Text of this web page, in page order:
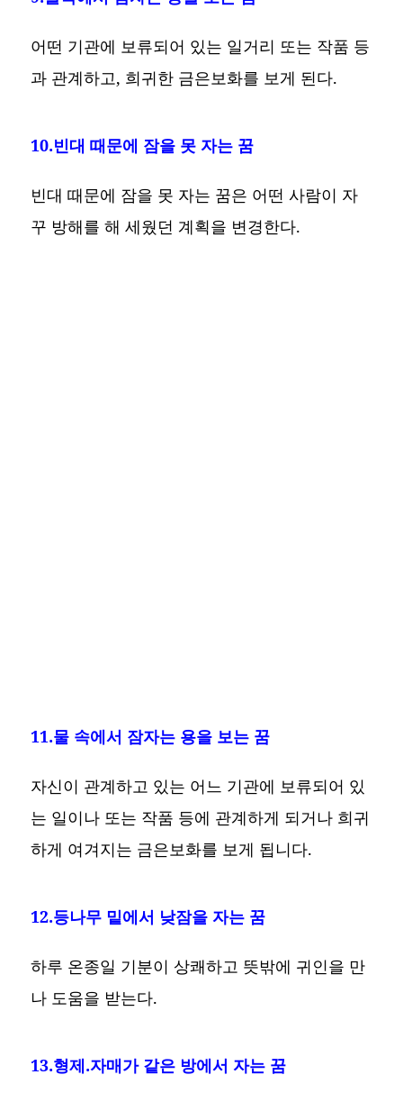
어떤 기관에 보류되어 있는 일거리 또는 작품 등
과 관계하고, 희귀한 금은보화를 보게 된다.
10.빈대 때문에 잠을 못 자는 꿈
빈대 때문에 잠을 못 자는 꿈은 어떤 사람이 자
꾸 방해를 해 세웠던 계획을 변경한다.
11.물 속에서 잠자는 용을 보는 꿈
자신이 관계하고 있는 어느 기관에 보류되어 있
는 일이나 또는 작품 등에 관계하게 되거나 희귀
하게 여겨지는 금은보화를 보게 됩니다.
12.등나무 밑에서 낮잠을 자는 꿈
하루 온종일 기분이 상쾌하고 뜻밖에 귀인을 만
나 도움을 받는다.
13.형제.자매가 같은 방에서 자는 꿈